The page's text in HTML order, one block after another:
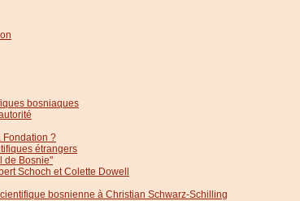
bosniaques
Fondation ?
étrangers
de Bosnie"
Schoch et Colette Dowell
bosnienne à Christian Schwarz-Schilling